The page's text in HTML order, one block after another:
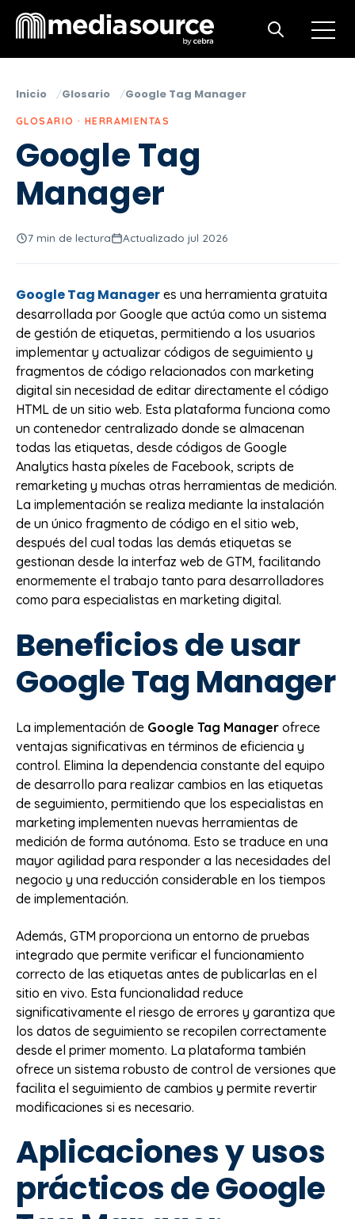
Open
Open search
Inicio Glosario Google Tag Manager
GLOSARIO · HERRAMIENTAS
Google Tag
Manager
7 min de lectura Actualizado jul 2026
Google Tag Manager es una herramienta gratuita
desarrollada por Google que actúa como un sistema
de gestión de etiquetas, permitiendo a los usuarios
implementar y actualizar códigos de seguimiento y
fragmentos de código relacionados con marketing
digital sin necesidad de editar directamente el código
HTML de un sitio web. Esta plataforma funciona como
un contenedor centralizado donde se almacenan
todas las etiquetas, desde códigos de Google
Analytics hasta píxeles de Facebook, scripts de
remarketing y muchas otras herramientas de medición.
La implementación se realiza mediante la instalación
de un único fragmento de código en el sitio web,
después del cual todas las demás etiquetas se
gestionan desde la interfaz web de GTM, facilitando
enormemente el trabajo tanto para desarrolladores
como para especialistas en marketing digital.
Beneficios de usar
Google Tag Manager
La implementación de Google Tag Manager ofrece
ventajas significativas en términos de eficiencia y
control. Elimina la dependencia constante del equipo
de desarrollo para realizar cambios en las etiquetas
de seguimiento, permitiendo que los especialistas en
marketing implementen nuevas herramientas de
medición de forma autónoma. Esto se traduce en una
mayor agilidad para responder a las necesidades del
negocio y una reducción considerable en los tiempos
de implementación.
Además, GTM proporciona un entorno de pruebas
integrado que permite verificar el funcionamiento
correcto de las etiquetas antes de publicarlas en el
sitio en vivo. Esta funcionalidad reduce
significativamente el riesgo de errores y garantiza que
los datos de seguimiento se recopilen correctamente
desde el primer momento. La plataforma también
ofrece un sistema robusto de control de versiones que
facilita el seguimiento de cambios y permite revertir
modificaciones si es necesario.
Aplicaciones y usos
prácticos de Google